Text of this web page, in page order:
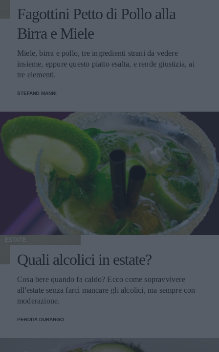
Fagottini Petto di Pollo alla
Birra e Miele
Miele, birra e pollo, tre ingredienti strani da vedere
insieme, eppure questo piatto esalta, e rende giustizia, ai
tre elementi.
STEFANO MANNI
ESTATE
Quali alcolici in estate?
Cosa bere quando fa caldo? Ecco come sopravvivere
all'estate senza farci mancare gli alcolici, ma sempre con
moderazione.
PERDITA DURANGO